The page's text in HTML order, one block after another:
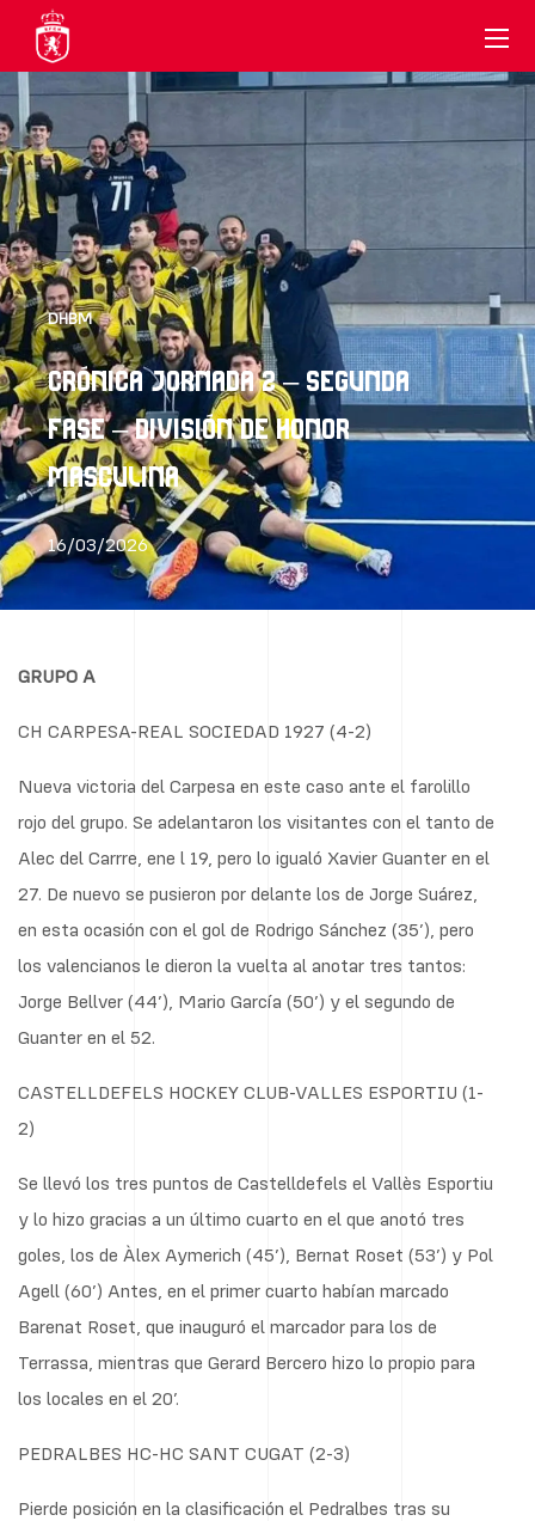
DHBM
CRÓNICA JORNADA 2 – SEGUNDA
FASE – DIVISIÓN DE HONOR
MASCULINA
16/03/2026
GRUPO A
CH CARPESA-REAL SOCIEDAD 1927 (4-2)
Nueva victoria del Carpesa en este caso ante el farolillo
rojo del grupo. Se adelantaron los visitantes con el tanto de
Alec del Carrre, ene l 19, pero lo igualó Xavier Guanter en el
27. De nuevo se pusieron por delante los de Jorge Suárez,
en esta ocasión con el gol de Rodrigo Sánchez (35’), pero
los valencianos le dieron la vuelta al anotar tres tantos:
Jorge Bellver (44’), Mario García (50’) y el segundo de
Guanter en el 52.
CASTELLDEFELS HOCKEY CLUB-VALLES ESPORTIU (1-
2)
Se llevó los tres puntos de Castelldefels el Vallès Esportiu
y lo hizo gracias a un último cuarto en el que anotó tres
goles, los de Àlex Aymerich (45’), Bernat Roset (53’) y Pol
Agell (60’) Antes, en el primer cuarto habían marcado
Barenat Roset, que inauguró el marcador para los de
Terrassa, mientras que Gerard Bercero hizo lo propio para
los locales en el 20’.
PEDRALBES HC-HC SANT CUGAT (2-3)
Pierde posición en la clasificación el Pedralbes tras su